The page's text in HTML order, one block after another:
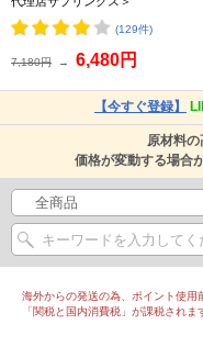
(129件)
7,180円 → 6,480円
【今すぐ登録】
原材料
価格が変動する場合
海外からの発送の為、ポイント使
「関税と国内消費税」が課税されま